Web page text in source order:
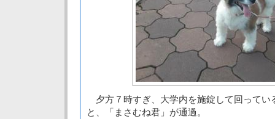
夕方７時すぎ、大学内を施錠して回ってい
と、「まさむね君」が通過。